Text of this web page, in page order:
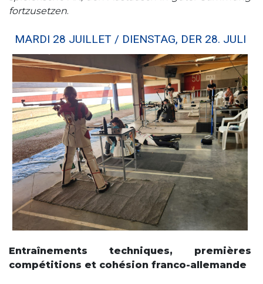
fortzusetzen.
MARDI 28 JUILLET / DIENSTAG, DER 28. JULI
Entraînements techniques, premières
compétitions et cohésion franco-allemande